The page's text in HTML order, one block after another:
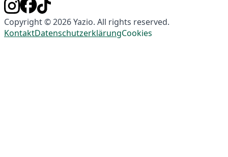
Copyright © 2026 Yazio. All rights reserved.
KontaktDatenschutzerklärungCookies